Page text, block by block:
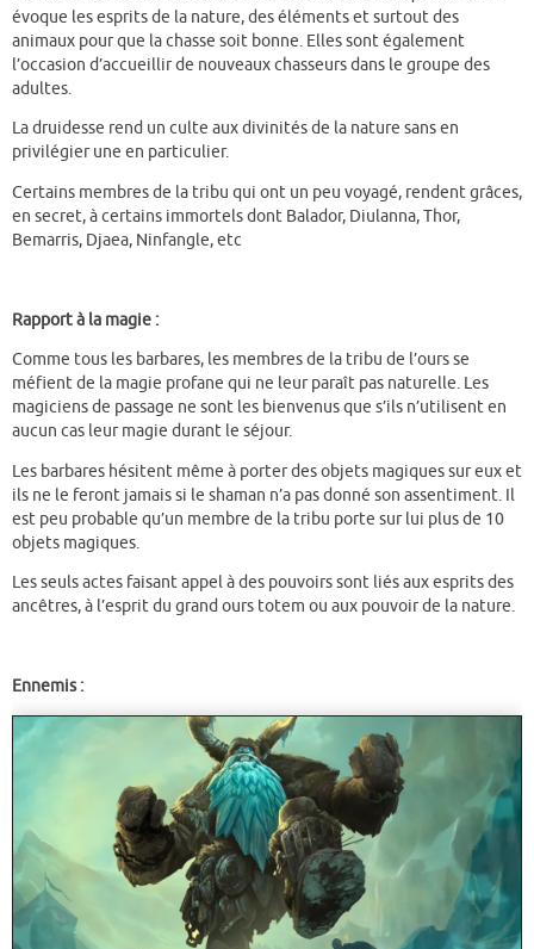
évoque les esprits de la nature, des éléments et surtout des
animaux pour que la chasse soit bonne. Elles sont également
l’occasion d’accueillir de nouveaux chasseurs dans le groupe des
adultes.
La druidesse rend un culte aux divinités de la nature sans en
privilégier une en particulier.
Certains membres de la tribu qui ont un peu voyagé, rendent grâces,
en secret, à certains immortels dont Balador, Diulanna, Thor,
Bemarris, Djaea, Ninfangle, etc
Rapport à la magie :
Comme tous les barbares, les membres de la tribu de l’ours se
méfient de la magie profane qui ne leur paraît pas naturelle. Les
magiciens de passage ne sont les bienvenus que s’ils n’utilisent en
aucun cas leur magie durant le séjour.
Les barbares hésitent même à porter des objets magiques sur eux et
ils ne le feront jamais si le shaman n’a pas donné son assentiment. Il
est peu probable qu’un membre de la tribu porte sur lui plus de 10
objets magiques.
Les seuls actes faisant appel à des pouvoirs sont liés aux esprits des
ancêtres, à l’esprit du grand ours totem ou aux pouvoir de la nature.
Ennemis :